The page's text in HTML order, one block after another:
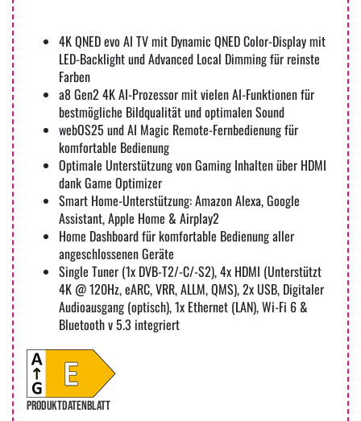
4K QNED evo AI TV mit Dynamic QNED Color-Display mit
LED-Backlight und Advanced Local Dimming für reinste
Farben
a8 Gen2 4K AI-Prozessor mit vielen AI-Funktionen für
bestmögliche Bildqualität und optimalen Sound
webOS25 und AI Magic Remote-Fernbedienung für
komfortable Bedienung
Optimale Unterstützung von Gaming Inhalten über HDMI
dank Game Optimizer
Smart Home-Unterstützung: Amazon Alexa, Google
Assistant, Apple Home & Airplay2
Home Dashboard für komfortable Bedienung aller
angeschlossenen Geräte
Single Tuner (1x DVB-T2/-C/-S2), 4x HDMI (Unterstützt
4K @ 120Hz, eARC, VRR, ALLM, QMS), 2x USB, Digitaler
Audioausgang (optisch), 1x Ethernet (LAN), Wi-Fi 6 &
Bluetooth v 5.3 integriert
PRODUKTDATENBLATT